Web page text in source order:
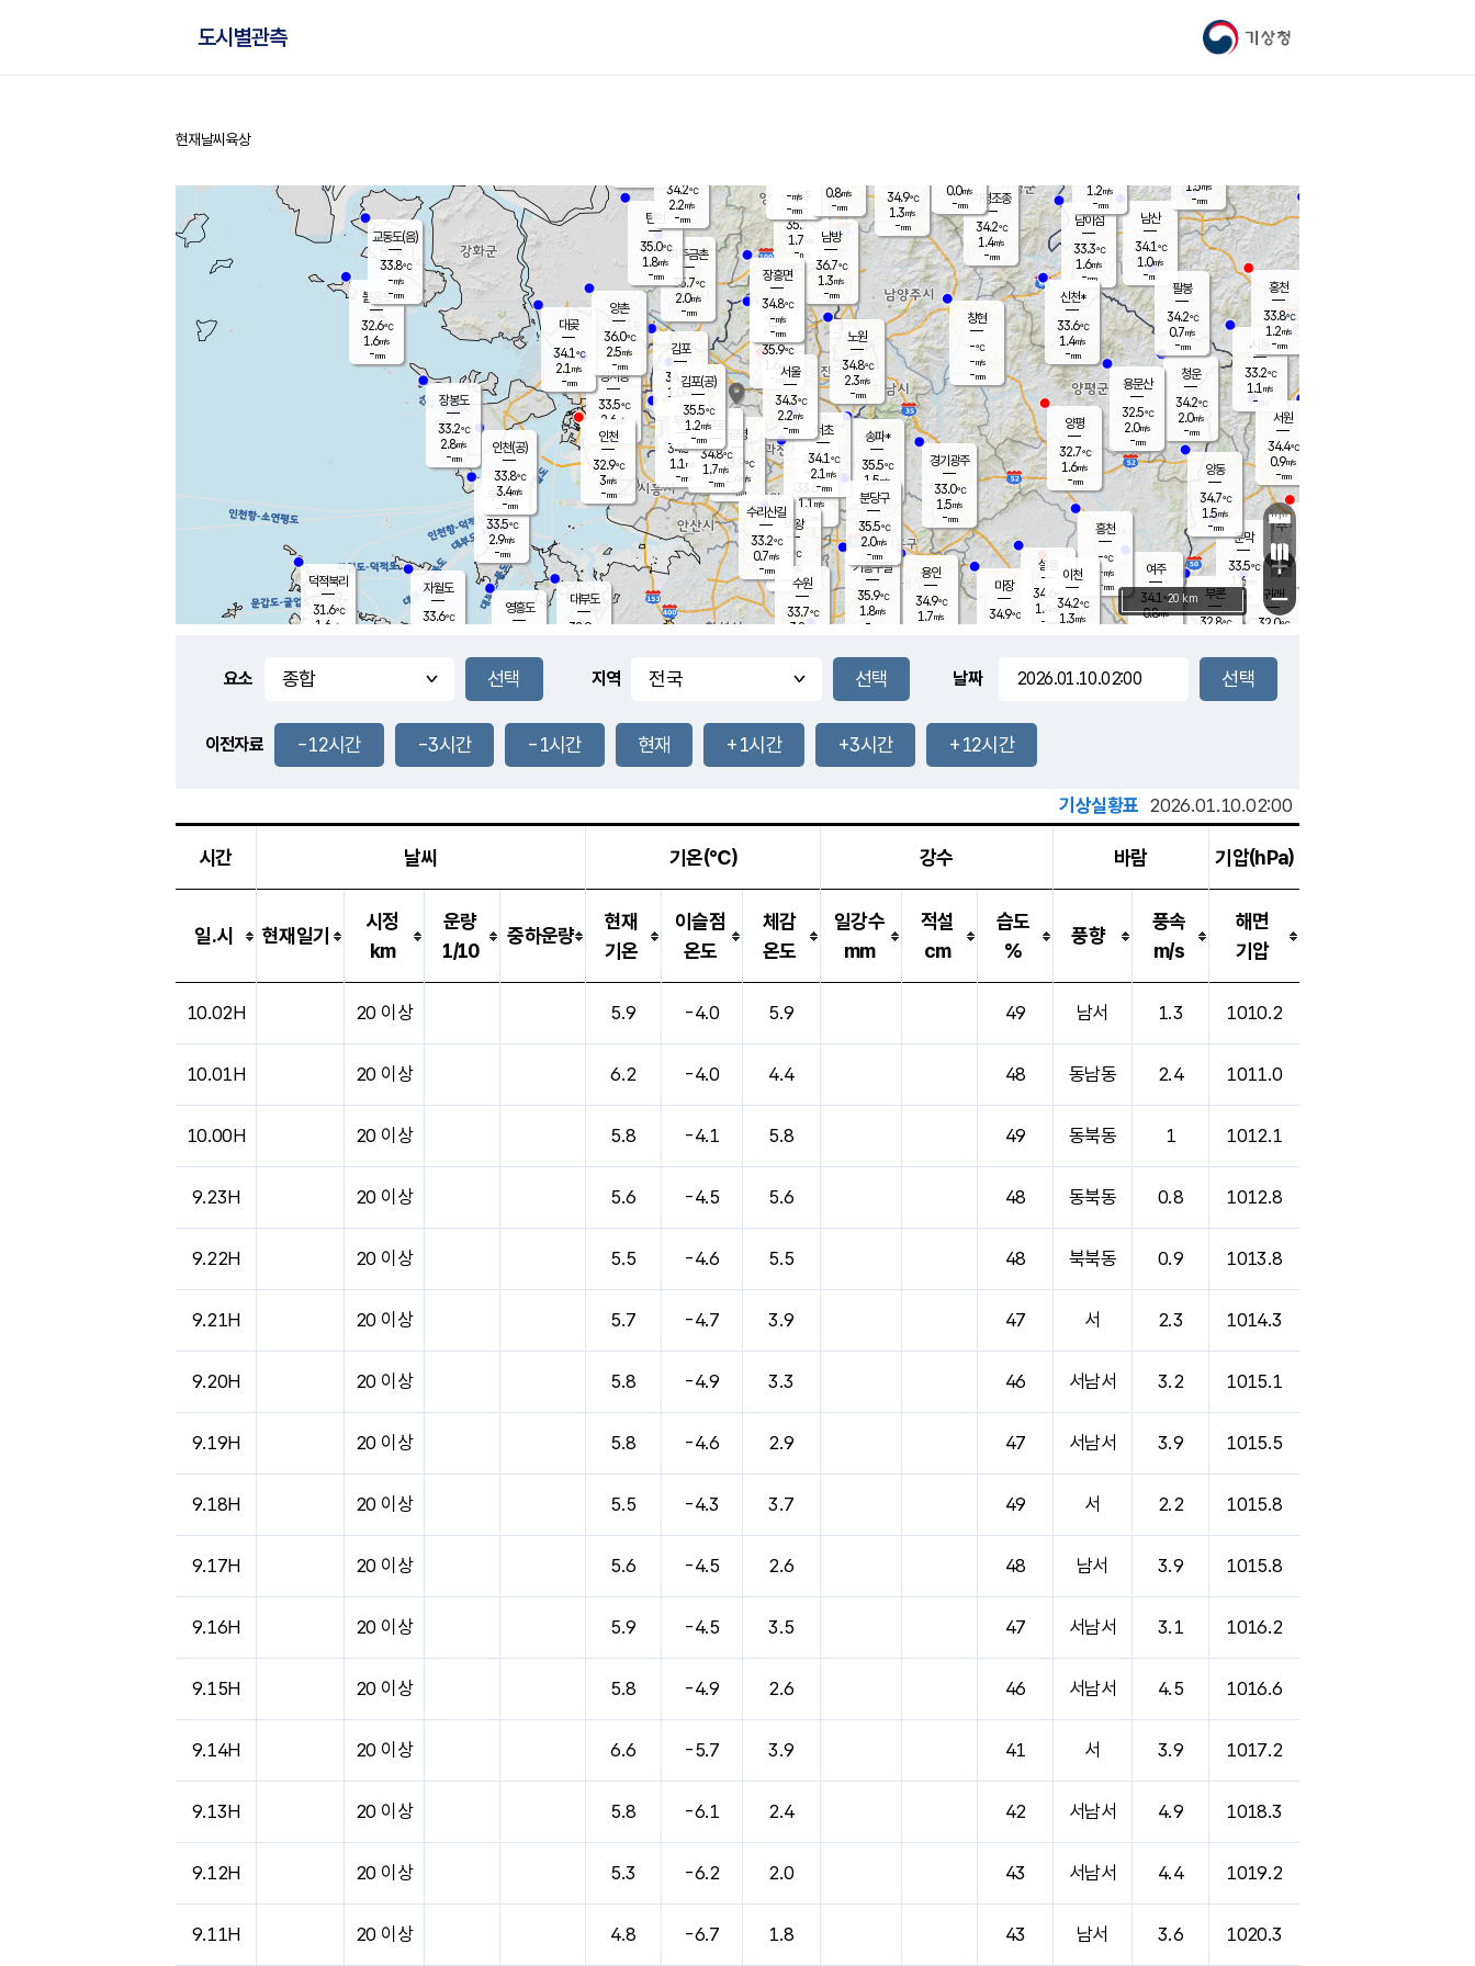
기상청
도시별관측
홈
현재날씨 육상
풍도
1.0m/s
문막
33.5℃
1.6m/s
mm
남이섬
33.3℃
1.6m/s
-mm
무의도
33.5℃
2.9m/s
-mm
영흥도
볼음도
32.6℃
1.6m/s
-mm
자월도
33.6℃
양주
35.7℃
1.7
-mm
부론
32.8℃
과천
33.6℃
1.1m/s
- mm
남산
34.1℃
1.0m/s
-mm
장봉도
33.2℃
2.8m/s
-mm
-mm
청운
34.2℃
2.0m/s
-mm
팔봉
34.2℃
0.7m/s
-mm
-mm
용인
34.9℃
1.7m/s
여주
34.1℃
0.8m/s
양동
34.7℃
1.5m/s
-mm
경기광주
33.0℃
1.5m/s
-mm
장호원
1.2m/s
-mm
33.1
℃
대부도
32.9
-
경서동
33.5℃
2.6 m/s
-mm
파주금촌
35.7℃
2.0m/s
-mm
가평조종
34.2℃
1.4m/s
-mm
34.9℃
1.3m/s
-mm
대곶
34.1℃
2.1 m/s
-mm
신천*
33.6℃
1.4m/s
-mm
창현
-℃
-m/s
-mm
탄현
35.0℃
1.8m/s
-mm
0.0m/s
-mm
35.1℃
1.6m/s
-mm
흥천
-℃
-m/s
-mm
마장
34.9℃
의왕
- ℃
m/s
mm
김포
34.8℃
1.0 m/s
mm
설봉
34.6
1.4 m/s
- mm
광명
33.9 ℃
2.4 m/s
-mm
부천
34.5℃
1.1 m/s
-mm
-mm
양촌
36.0℃
2.5m/s
-mm
구로
34.8℃
1.7m/s
-mm
은평
35.9℃
1.6 m/s
- mm
노원
34.8℃
2.3m/s
-mm
송파*
35.5℃
1.5m/s
-mm
서초
34.1℃
2.1 m/s
-mm
남방
36.7℃
1.3m/s
-mm
기흥구갈
35.9℃
1.8m/s
-
수리산길
33.2℃
0.7m/s
-mm
분당구
35.5℃
2.0m/s
-mm
장흥면
34.8℃
-m/s
-mm
-m/s
-mm
시동
33.2℃
1.1 m/s
- mm
귀래
32.0℃
서원
34.4℃
0.9m/s
-mm
용문산
32.5℃
2.0m/s
-mm
덕적북리
31.6℃
1.6 m/s
인천(공)
33.8℃
3.4m/s
-mm
김포(공)
35.5℃
1.2m/s
-mm
교동도(음)
33.8℃
-m/s
-mm
홍천
33.8℃
1.2m/s
-mm
이천
34.2℃
1.3m/s
양평
32.7℃
1.6m/s
-mm
수원
33.7℃
3.2 m/s
인천
32.9℃
3m/s
-mm
서울
34.3℃
2.2m/s
-mm
1.5m/s
-mm
34.2℃
2.2m/s
-mm
0.8m/s
-mm
+
−
20 km
요소 지역 날짜
이전자료 -12시간 -3시간 -1시간 현재 +1시간 +3시간 +12시간
기상실황표 2026.01.10.02:00
시간 날씨 기온(℃) 강수 바람 기압(hPa)
일.시 현재일기
시정
km
운량
1/10
중하운량
현재
기온
이슬점
온도
체감
온도
일강수
mm
적설
cm
습도
%
풍향
풍속
m/s
해면
기압
10.02H 20 이상 5.9 -4.0 5.9 49 남서 1.3 1010.2
10.01H 20 이상 6.2 -4.0 4.4 48 동남동 2.4 1011.0
10.00H 20 이상 5.8 -4.1 5.8 49 동북동 1 1012.1
9.23H 20 이상 5.6 -4.5 5.6 48 동북동 0.8 1012.8
9.22H 20 이상 5.5 -4.6 5.5 48 북북동 0.9 1013.8
9.21H 20 이상 5.7 -4.7 3.9 47 서 2.3 1014.3
9.20H 20 이상 5.8 -4.9 3.3 46 서남서 3.2 1015.1
9.19H 20 이상 5.8 -4.6 2.9 47 서남서 3.9 1015.5
9.18H 20 이상 5.5 -4.3 3.7 49 서 2.2 1015.8
9.17H 20 이상 5.6 -4.5 2.6 48 남서 3.9 1015.8
9.16H 20 이상 5.9 -4.5 3.5 47 서남서 3.1 1016.2
9.15H 20 이상 5.8 -4.9 2.6 46 서남서 4.5 1016.6
9.14H 20 이상 6.6 -5.7 3.9 41 서 3.9 1017.2
9.13H 20 이상 5.8 -6.1 2.4 42 서남서 4.9 1018.3
9.12H 20 이상 5.3 -6.2 2.0 43 서남서 4.4 1019.2
9.11H 20 이상 4.8 -6.7 1.8 43 남서 3.6 1020.3